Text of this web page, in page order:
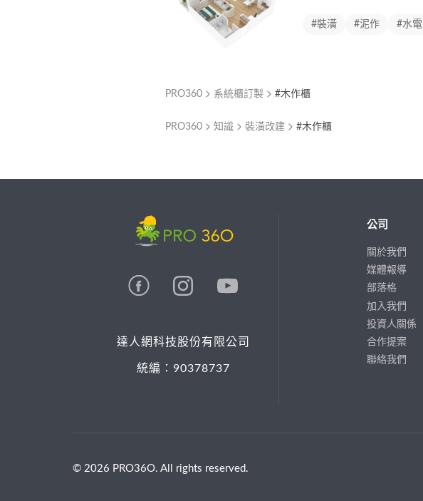
#裝潢 #泥作 #水電
PRO360 系統櫃訂製 #木作櫃
PRO360 知識 裝潢改建 #木作櫃
達人網科技股份有限公司
統編：90378737
公司
關於我們
媒體報導
部落格
加入我們
投資人關係
合作提案
聯絡我們
© 2026 PRO36O. All rights reserved.